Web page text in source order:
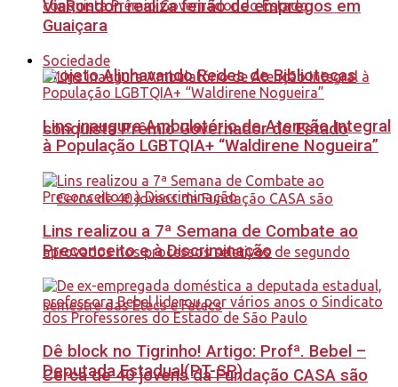
Projeto Alinhavando Redes de Bibliotecas
conquista Prêmio Governador do Estado
Cerca de 40 jovens da Fundação CASA são
ViaRondon realiza feirão de empregos em
Guaiçara
Sociedade
Lins inaugura Ambulatório de Atenção Integral
à População LGBTQIA+ “Waldirene Nogueira”
Lins realizou a 7ª Semana de Combate ao
Preconceito e à Discriminação
Dê block no Tigrinho! Artigo: Profª. Bebel –
Deputada Estadual(PT-SP)